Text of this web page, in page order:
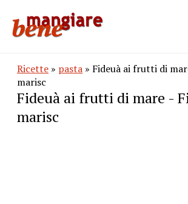
Ricette » pasta » Fideuà ai frutti di
marisc
Fideuà ai frutti di mare -
marisc